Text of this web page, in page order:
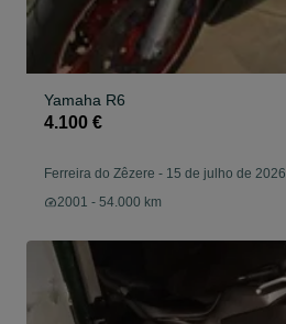
Yamaha R6
4.100 €
Ferreira do Zêzere - 15 de julho de 2026
2001 - 54.000 km